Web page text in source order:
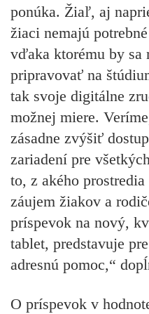
ponúka. Žiaľ, aj
žiaci nemajú
vďaka ktorému by sa
pripravovať na
tak svoje digitálne
možnej miere.
zásadne zvýšiť
zariadení pre
to, z akého
záujem žiakov a
príspevok na nový,
tablet, predstavuje
adresnú pomoc,“
O príspevok v